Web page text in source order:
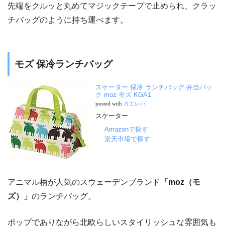
先端をクルッと丸めてマジックテープで止められ、クラッ
チバッグのように持ち運べます。
モズ 保冷ランチバッグ
スケーター 保冷 ランチバッグ 弁当バッ
ク moz モズ KGA1
posted with カエレバ
スケーター
Amazonで探す
楽天市場で探す
アニマル柄が人気のスウェーデンブランド
「moz（モ
ズ）」 のランチバッグ。
ポップでありながら北欧らしいスタイリッシュな雰囲気も